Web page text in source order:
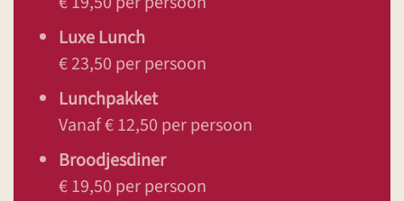
Luxe Lunch
€ 23,50 per persoon
Lunchpakket
Vanaf € 12,50 per persoon
Broodjesdiner
€ 19,50 per persoon